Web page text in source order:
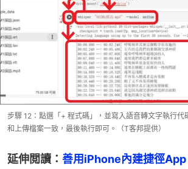
步驟 12：點選「+ 程式碼」，並寫入語音轉文字執行代
和上傳檔案一致，最後執行即可。（T客邦提供）
延伸閲讀： 善用iPhone內建捷徑